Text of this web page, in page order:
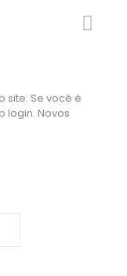
site. Se você é
login. Novos